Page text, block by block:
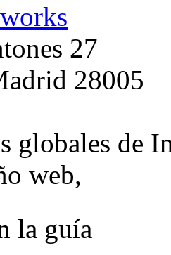
27
28005
globales de
web,
la guía